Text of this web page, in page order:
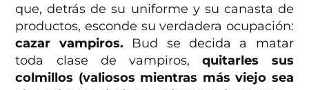
que, detrás de su uniforme y su canasta de
productos, esconde su verdadera ocupación:
cazar vampiros. Bud se decida a matar
toda clase de vampiros,quitarles sus
colmillos (valiosos mientras más viejo sea